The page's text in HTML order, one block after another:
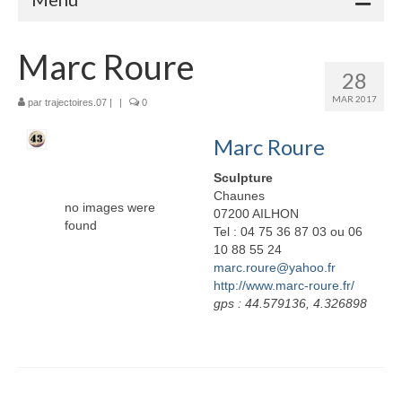
Adhérents
Miryan Hernandez
28
MAR 2017
Marc Roure
par trajectoires.07 | | 0
no images were
found
Marc Roure
Sculpture
Chaunes
07200 AILHON
Tel : 04 75 36 87 03 ou 06
10 88 55 24
marc.roure@yahoo.fr
http://www.marc-roure.fr/
gps : 44.579136, 4.326898